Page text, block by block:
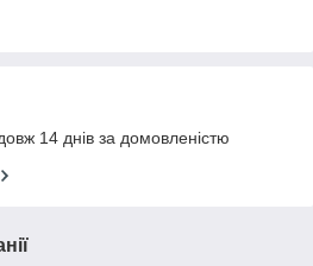
14 днів за домовленістю